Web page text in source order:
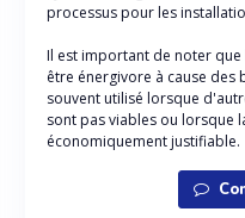
processus pour les
Il est important de noter
être énergivore à cause
souvent utilisé lorsque
sont pas viables ou lorsque
économiquement justifiable.